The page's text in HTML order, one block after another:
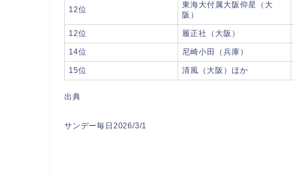
12位
東海大付属大阪仰星（大
阪）
12位 履正社（大阪）
14位 尼崎小田（兵庫）
15位 清風（大阪）ほか
出典
サンデー毎日2026/3/1